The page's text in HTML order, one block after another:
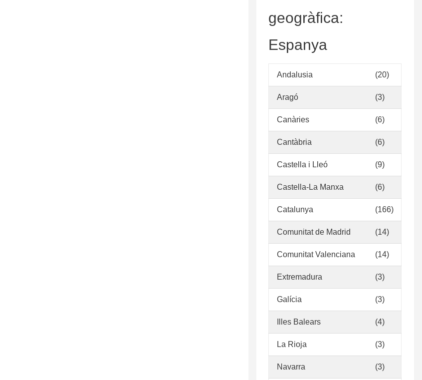
geogràfica:
Espanya
Andalusia (20)
Aragó (3)
Canàries (6)
Cantàbria (6)
Castella i Lleó (9)
Castella-La Manxa (6)
Catalunya (166)
Comunitat de Madrid (14)
Comunitat Valenciana (14)
Extremadura (3)
Galícia (3)
Illes Balears (4)
La Rioja (3)
Navarra (3)